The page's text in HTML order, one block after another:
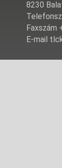
8230
Faxszám
E-mail